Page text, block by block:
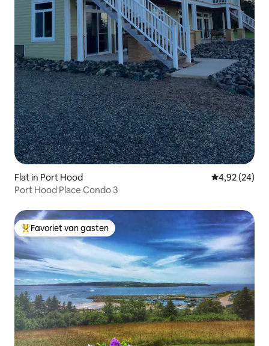
Flat in Port Hood Gemiddelde
4,92 (24)
Port Hood Place Condo 3
Topfavoriet van gasten
Favoriet van gasten